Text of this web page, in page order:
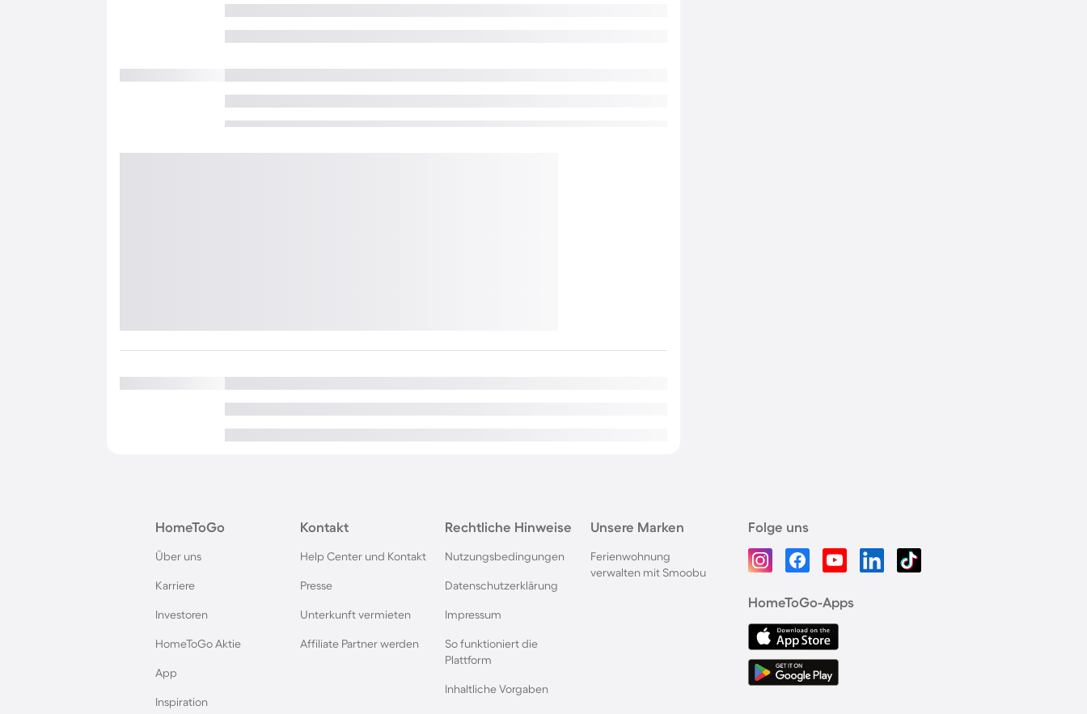
HomeToGo
Über uns
Karriere
Investoren
HomeToGo Aktie
App
Inspiration
Kontakt
Help Center und Kontakt
Presse
Unterkunft vermieten
Affiliate Partner werden
Rechtliche Hinweise
Nutzungsbedingungen
Datenschutzerklärung
Impressum
So funktioniert die
Plattform
Inhaltliche Vorgaben
Unsere Marken
Ferienwohnung
verwalten mit Smoobu
Folge uns
HomeToGo-Apps